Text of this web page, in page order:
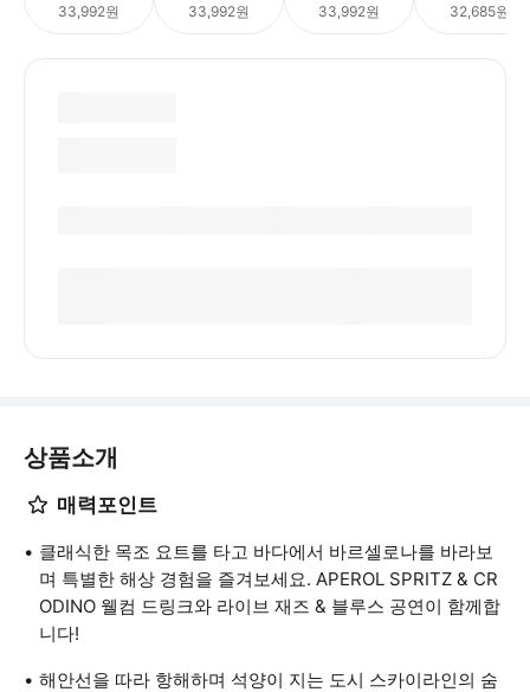
33,992원 33,992원 33,992원 32,685원
상품소개
매력포인트
클래식한 목조 요트를 타고 바다에서 바르셀로나를 바라보
며 특별한 해상 경험을 즐겨보세요. APEROL SPRITZ & CR
ODINO 웰컴 드링크와 라이브 재즈 & 블루스 공연이 함께합
니다!
해안선을 따라 항해하며 석양이 지는 도시 스카이라인의 숨